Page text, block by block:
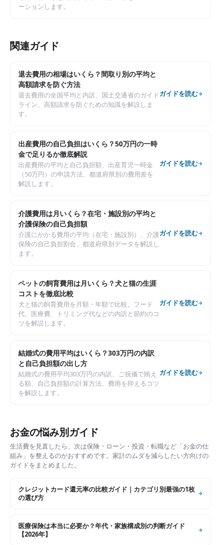
ーションします。
関連ガイド
退去費用の相場はいくら？間取り別の平均と
高額請求を防ぐ方法
退去費用の全国平均と内訳、国土交通省のガイド
ライン、高額請求を防ぐための知識を解説しま
す。
ガイドを読む
出産費用の自己負担はいくら？50万円の一時
金で足りるか徹底解説
出産費用の平均と自己負担額、出産育児一時金
（50万円）の申請方法、都道府県別の費用差を
解説します。
ガイドを読む
介護費用は月いくら？在宅・施設別の平均と
介護保険の自己負担額
介護にかかる費用の平均（在宅・施設別）、介護
保険の自己負担割合、都道府県別データを解説し
ます。
ガイドを読む
ペットの飼育費用は月いくら？犬と猫の生涯
コストを徹底比較
犬と猫の飼育費用を月額・年額で比較。フード
代、医療費、トリミング代などの内訳と節約のコ
ツを解説します。
ガイドを読む
結婚式の費用平均はいくら？303万円の内訳
と自己負担額の出し方
結婚式の費用平均303万円の内訳、ご祝儀で賄え
る額、自己負担額の計算方法、費用を抑えるコツ
を解説します。
ガイドを読む
お金の悩み別ガイド
生活費を見直したら、次は保険・ローン・投資・転職など「お金の仕
組み」を整えるのがおすすめです。家計のムダを減らしたい方向けの
ガイドをまとめました。
クレジットカード還元率の比較ガイド｜カテゴリ別最強の1枚
の選び方
医療保険は本当に必要か？年代・家族構成別の判断ガイド
【2026年】